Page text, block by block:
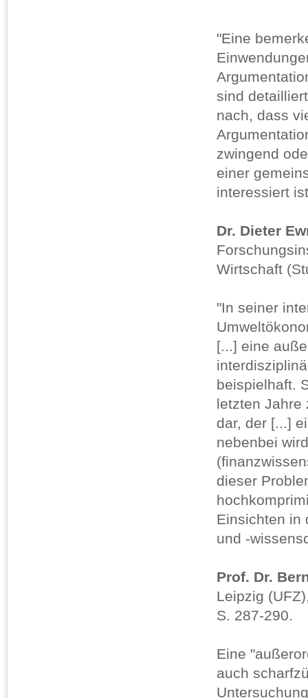
"Eine
sind
nach, dass
zwingend
einer
interessiert
Dr. Dieter
Wirtschaft
"In seiner
[...] eine
beispielhaft.
letzten Jahre
dar, der [...]
nebenbei
dieser
Einsichten in
und -
Prof. Dr.
Leipzig
S. 287-290.
Eine
auch